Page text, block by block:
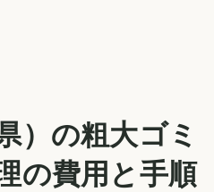
）の粗大ゴミ
の費用と手順